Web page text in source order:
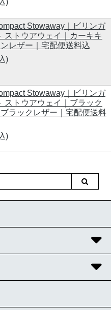
Stowaway｜ビリンガ
ストウアウェイ｜カーキキ
レザー｜宅配便送料込
)
Stowaway｜ビリンガ
ストウアウェイ｜ブラック
ラックレザー｜宅配便送料
)